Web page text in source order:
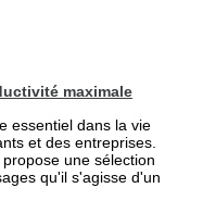
maximale
essentiel dans la vie
et des entreprises.
une sélection
qu'il s'agisse d'un